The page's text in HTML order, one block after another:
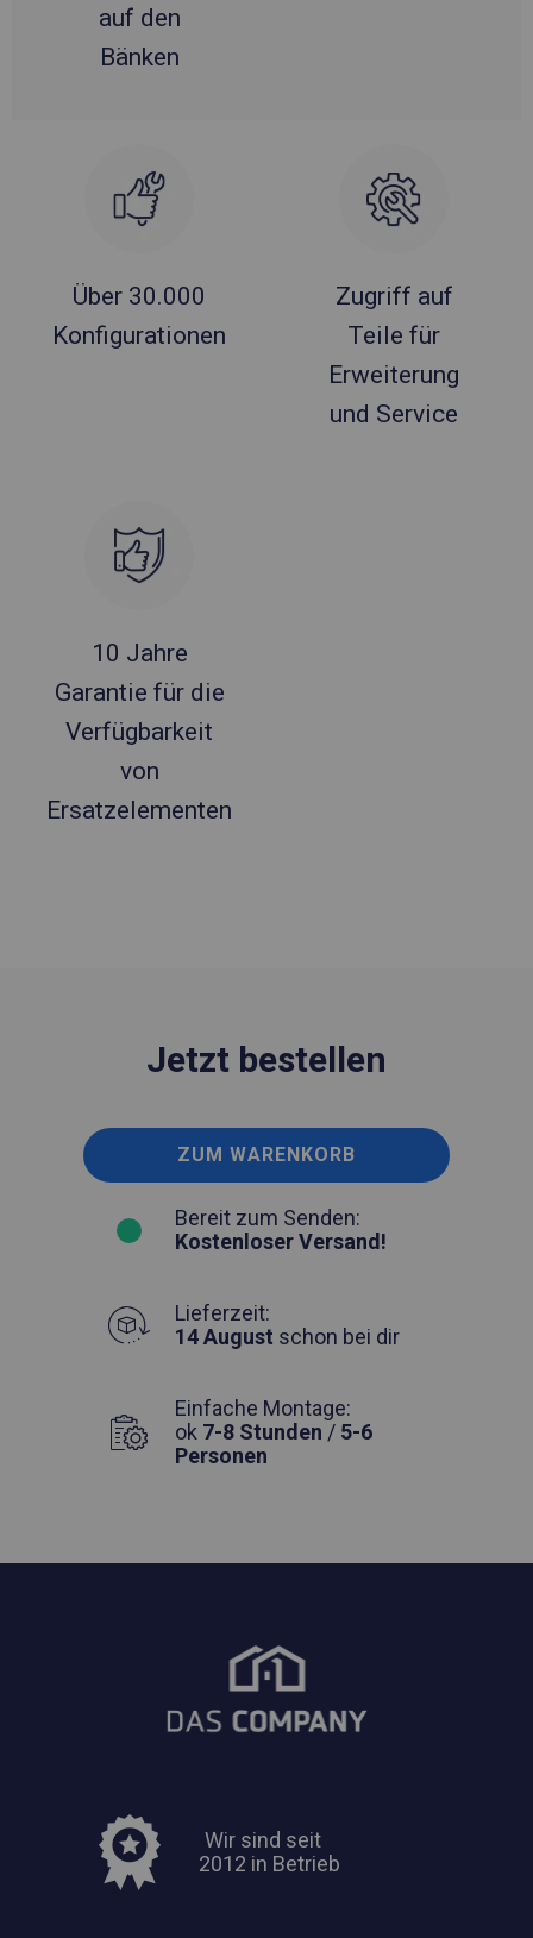
auf den
Bänken
Über 30.000
Konfigurationen
Zugriff auf
Teile für
Erweiterung
und Service
10 Jahre
Garantie für die
Verfügbarkeit
von
Ersatzelementen
Jetzt bestellen
ZUM WARENKORB
Bereit zum Senden:
Kostenloser Versand!
Lieferzeit:
14 August schon bei dir
Einfache Montage:
ok 7-8 Stunden / 5-6
Personen
Wir sind seit
2012 in Betrieb